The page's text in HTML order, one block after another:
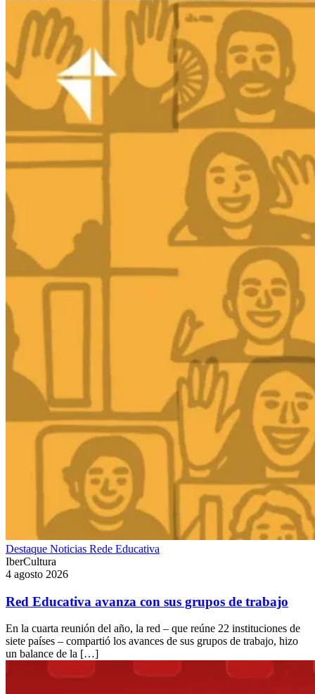
Destaque Noticias Rede Educativa
IberCultura
4 agosto 2026
Red Educativa avanza con sus grupos de trabajo
En la cuarta reunión del año, la red – que reúne 22 instituciones de
siete países – compartió los avances de sus grupos de trabajo, hizo
un balance de la […]